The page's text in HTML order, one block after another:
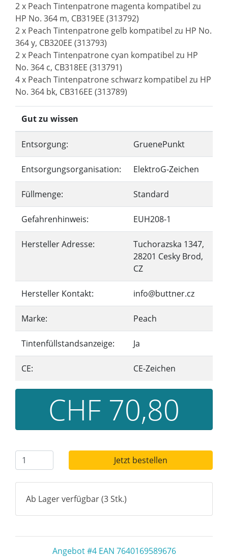
2 x Peach Tintenpatrone magenta kompatibel zu
HP No. 364 m, CB319EE (313792)
2 x Peach Tintenpatrone gelb kompatibel zu HP No.
364 y, CB320EE (313793)
2 x Peach Tintenpatrone cyan kompatibel zu HP
No. 364 c, CB318EE (313791)
4 x Peach Tintenpatrone schwarz kompatibel zu HP
No. 364 bk, CB316EE (313789)
Gut zu wissen
Entsorgung: GruenePunkt
Entsorgungsorganisation: ElektroG-Zeichen
Füllmenge: Standard
Gefahrenhinweis: EUH208-1
Hersteller Adresse:
Tuchorazska 1347,
28201 Cesky Brod,
CZ
Hersteller Kontakt: info@buttner.cz
Marke: Peach
Tintenfüllstandsanzeige: Ja
CE: CE-Zeichen
CHF 70,80
Jetzt bestellen
Ab Lager verfügbar (3 Stk.)
Angebot #4 EAN 7640169589676